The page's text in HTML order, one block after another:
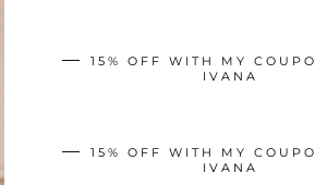
15% OFF WITH MY
IVANA
15% OFF WITH MY
IVANA